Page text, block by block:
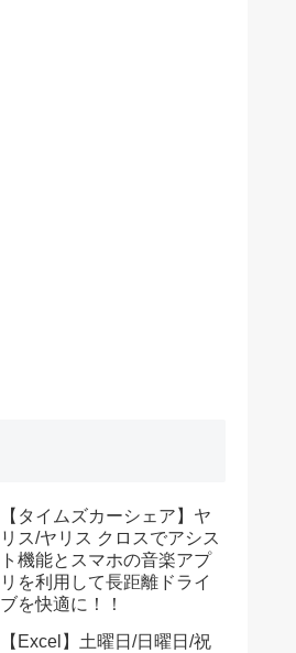
【タイムズカーシェア】ヤ
リス/ヤリス クロスでアシス
ト機能とスマホの音楽アプ
リを利用して長距離ドライ
ブを快適に！！
【Excel】土曜日/日曜日/祝